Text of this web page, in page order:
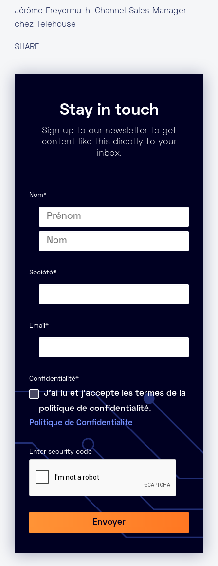
Jérôme Freyermuth, Channel Sales Manager
chez Telehouse
SHARE
Stay in touch
Sign up to our newsletter to get
content like this directly to your
inbox.
Nom*
Prénom
Société*
Email *
Confidentialité*
J'ai lu et j'accepte les termes de la
politique de confidentialité.
Politique de Confidentialite
Enter security code